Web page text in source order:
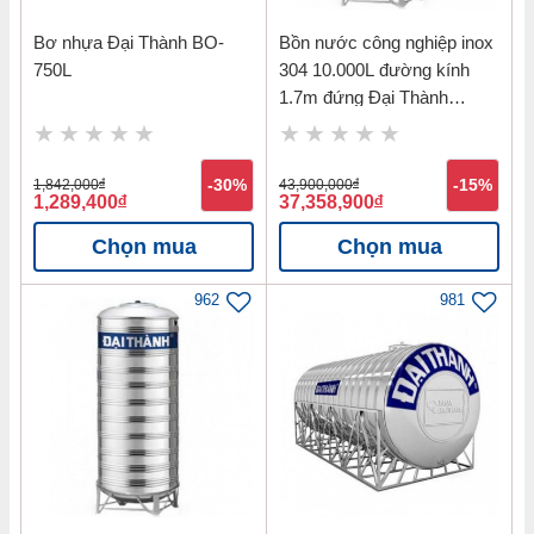
Nguyên tắc hoạt động của Máy nước
nóng NLMT inox 304 Classic Đại Thành
ĐT5821-215L
Thiết bị hoạt động dựa trên nguyên lý đối lưu nhiệt tự nhiên,
không sử dụng điện.
Bơ nhựa Đại Thành BO-
750L
1,842,000đ
1,289,400đ
-30%
Chọn mua
Bồn nước công nghiệp inox
304 10.000L đường kính
1.7m đứng Đại Thành
ĐTCN304-10000Đ-ĐK1.7
43,900,000đ
37,358,900đ
-15%
Chọn mua
962 981